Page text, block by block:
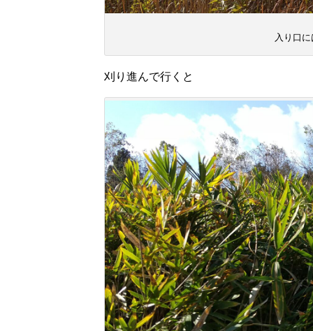
入り口
刈り進んで行くと